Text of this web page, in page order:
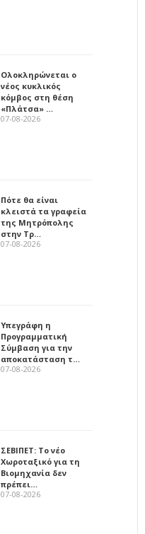
Ολοκληρώνεται ο
νέος κυκλικός
κόμβος στη θέση
«Πλάτσα» …
07-08-2026
Πότε θα είναι
κλειστά τα γραφεία
της Μητρόπολης
στην Τρ…
07-08-2026
Υπεγράφη η
Προγραμματική
Σύμβαση για την
αποκατάσταση τ…
07-08-2026
ΣΕΒΙΠΕΤ: Το νέο
Χωροταξικό για τη
Βιομηχανία δεν
πρέπει…
07-08-2026